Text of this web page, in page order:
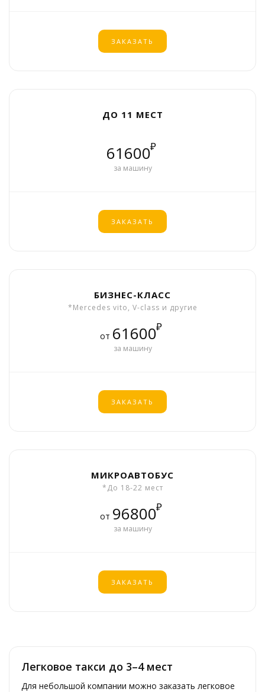
ЗАКАЗАТЬ
ДО 11 МЕСТ
61600₽
за машину
ЗАКАЗАТЬ
БИЗНЕС-КЛАСС
*Mercedes vito, V-class и другие
от 61600₽
за машину
ЗАКАЗАТЬ
МИКРОАВТОБУС
*До 18-22 мест
от 96800₽
за машину
ЗАКАЗАТЬ
Легковое такси до 3–4 мест
Для небольшой компании можно заказать легковое